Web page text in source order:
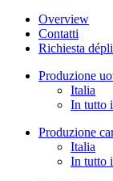
Overview
Contatti
Richiesta
Produzione
Italia
In tutto
Produzione
Italia
In tutto